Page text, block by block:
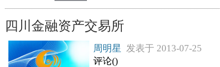
四川金融资产交易所
周明星 发表于 2013-07-25
评论()